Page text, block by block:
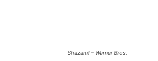
Shazam! – Warner Bros.